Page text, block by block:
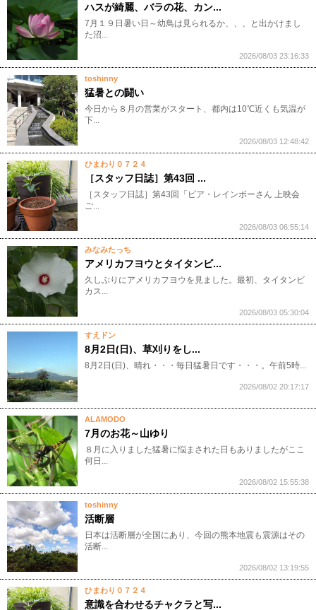
ハスが綺麗、バラの花、カン...
7月１９日暑い日～幼鳥は見られるか、、、と出かけまし
た沼...
2026/08/03 23:16:33
toshinny
猛暑との闘い
今日から８月の営業がスタート、都内は10℃近くも気温が
下...
2026/08/03 12:48:42
ひまわり０７２４
［スタッフ日誌］第43回 ...
［スタッフ日誌］第43回「ピア・レインボーさん 上映会
ご...
2026/08/03 06:55:14
みなみたっち
アメリカフヨウとタイタンビ...
久しぶりにアメリカフヨウを見ました。最初、タイタンビ
カス...
2026/08/03 05:30:04
すえドン
8月2日(日)、草刈りをし...
8月2日(日)、晴れ・・・毎日猛暑日です・・・。午前5時...
2026/08/02 20:17:17
ALAMODO
7月のお花～山ゆり
８月に入りました猛暑に悩まされた日もありましたがここ
何日...
2026/08/02 15:55:38
toshinny
活断層
日本は活断層が全国にあり、今回の熊本地震も震源はその
活断...
2026/08/02 13:19:55
ひまわり０７２４
意識を合わせるチャクラと写...